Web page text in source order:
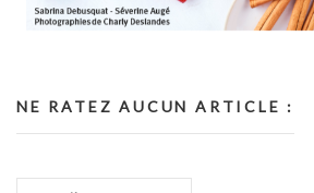
NE RATEZ AUCUN ARTICLE :